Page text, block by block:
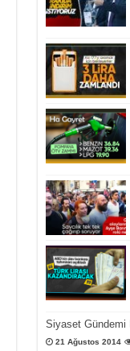
Siyaset Gündemi
21 Ağustos 2014